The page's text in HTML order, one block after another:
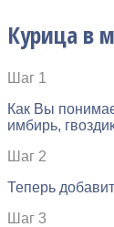
Курица в
Шаг 1
Как Вы
имбирь,
Шаг 2
Теперь
Шаг 3